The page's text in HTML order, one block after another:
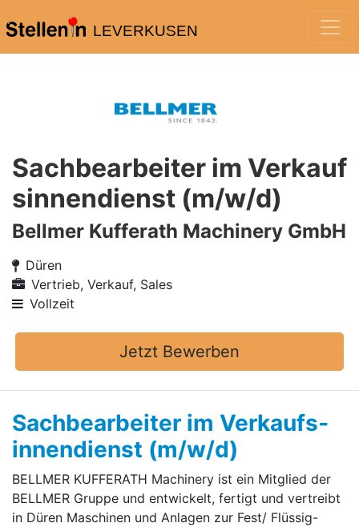
LEVERKUSEN
Sachbearbeiter im Verkauf
sinnendienst (m/w/d)
Bellmer Kufferath Machinery GmbH
Düren
Vertrieb, Verkauf, Sales
Vollzeit
Jetzt Bewerben
Sachbearbeiter im Verkaufs­
innendienst (m/w/d)
BELLMER KUFFERATH Machinery ist ein Mitglied der
BELLMER Gruppe und entwickelt, fertigt und vertreibt
in Düren Maschinen und Anlagen zur Fest/ Flüssig-